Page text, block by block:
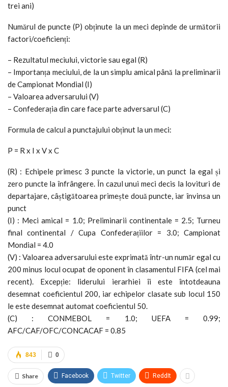
trei ani)
Numărul de puncte (P) obținute la un meci depinde de următorii
factori/coeficienți:
– Rezultatul meciului, victorie sau egal (R)
– Importanța meciului, de la un simplu amical până la preliminarii
de Campionat Mondial (I)
– Valoarea adversarului (V)
– Confederația din care face parte adversarul (C)
Formula de calcul a punctajului obținut la un meci:
P = R x I x V x C
(R) : Echipele primesc 3 puncte la victorie, un punct la egal și
zero puncte la înfrângere. În cazul unui meci decis la lovituri de
departajare, câștigătoarea primește două puncte, iar învinsa un
punct
(I) : Meci amical = 1.0; Preliminarii continentale = 2.5; Turneu
final continental / Cupa Confederațiilor = 3.0; Campionat
Mondial = 4.0
(V) : Valoarea adversarului este exprimată într-un număr egal cu
200 minus locul ocupat de oponent în clasamentul FIFA (cel mai
recent). Excepție: liderului ierarhiei îi este întotdeauna
desemnat coeficientul 200, iar echipelor clasate sub locul 150
le este desemnat automat coeficientul 50.
(C) : CONMEBOL = 1.0; UEFA = 0.99;
AFC/CAF/OFC/CONCACAF = 0.85
0
843
Share Facebook Twitter ReddIt